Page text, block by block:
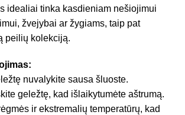
idealiai tinka kasdieniam nešiojimui
žvejybai ar žygiams, taip pat
peilių kolekciją.
nuvalykite sausa šluoste.
geležtę, kad išlaikytumėte aštrumą.
ir ekstremalių temperatūrų, kad